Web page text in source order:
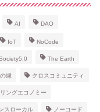
AI DAO
IoT NoCode
The Earth
縁 クロスコミュニティ
ングエコノミー
スローカル ノーコード